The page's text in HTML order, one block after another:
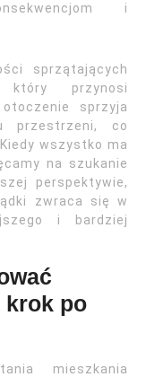
i
sprzątających
przynosi
sprzyja
przestrzeni, co
wszystko ma
na szukanie
perspektywie,
zwraca się w
i bardziej
krok po
mieszkania